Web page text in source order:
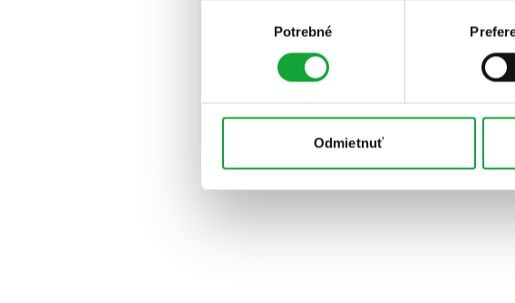
Potrebné
Odmietnuť